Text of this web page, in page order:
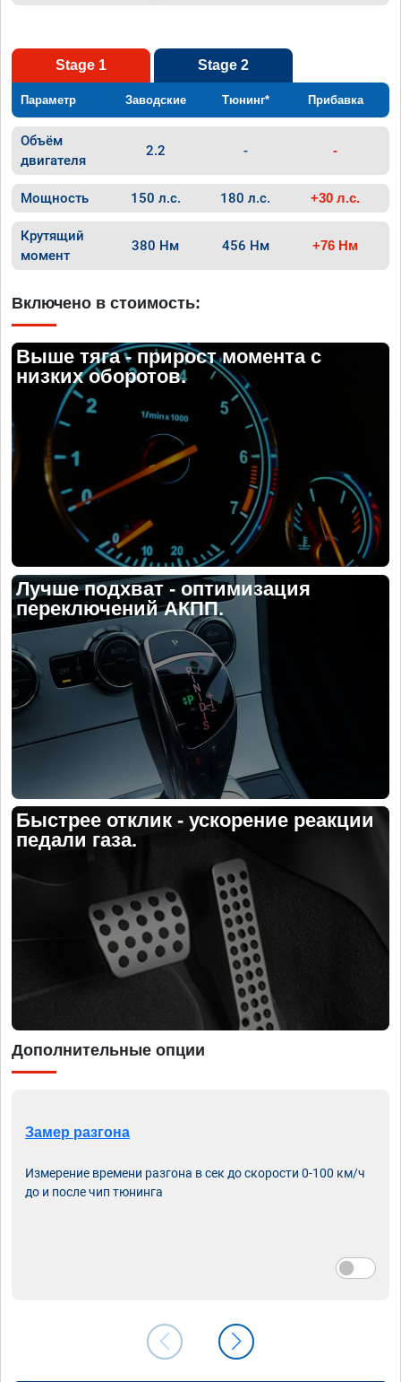
Stage 1 Stage 2
Параметр Заводские Тюнинг* Прибавка
Объём
двигателя
2.2 - -
Мощность 150 л.с. 180 л.с. +30 л.с.
Крутящий
момент
380 Нм 456 Нм +76 Нм
Включено в стоимость:
Выше тяга - прирост момента с
низких оборотов.
Лучше подхват - оптимизация
переключений АКПП.
Быстрее отклик - ускорение реакции
педали газа.
Дополнительные опции
Замер разгона
Измерение времени разгона в сек до скорости 0-100 км/ч
до и после чип тюнинга